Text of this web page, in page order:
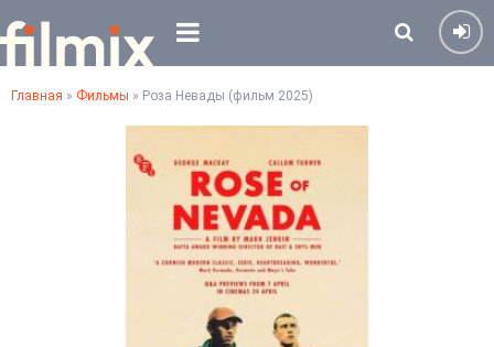
Главная » Фильмы » Роза Невады (фильм 2025)